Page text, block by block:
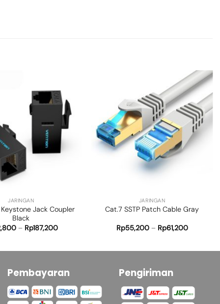
Add to
wishlist
JARINGAN
Jack Coupler
Black
– Rp187,200
Add to
wishlist
JARINGAN
Cat.7 SSTP Patch Cable Gray
Rp55,200– Rp61,200
Pembayaran Pengiriman